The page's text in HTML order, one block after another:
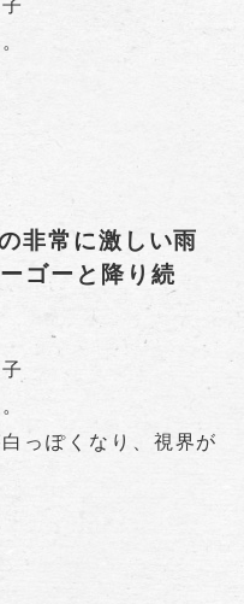
非常に激しい雨
ゴーと降り続
っぽくなり、視界が